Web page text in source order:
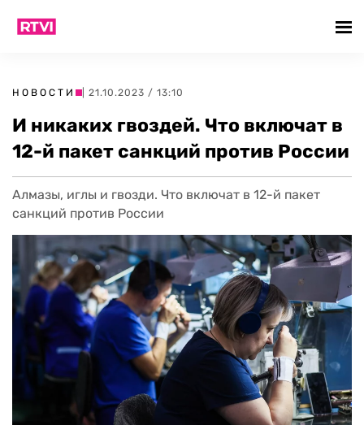
НОВОСТИ | 21.10.2023 / 13:10
И никаких гвоздей. Что включат в
12-й пакет санкций против России
Алмазы, иглы и гвозди. Что включат в 12-й пакет
санкций против России